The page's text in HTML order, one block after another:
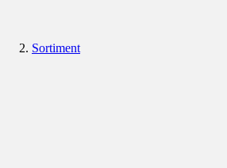
Sortiment